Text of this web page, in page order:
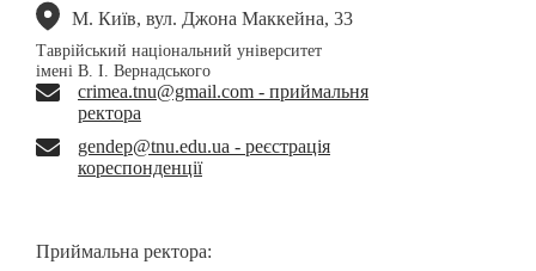
М. Київ, вул. Джона Маккейна, 33
Таврійський національний університет
імені В. І. Вернадського
crimea.tnu@gmail.com - приймальня
ректора
gendep@tnu.edu.ua - реєстрація
кореспонденції
Приймальна ректора: